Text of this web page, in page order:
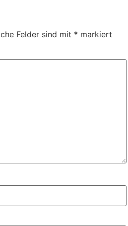
Felder sind mit * markiert